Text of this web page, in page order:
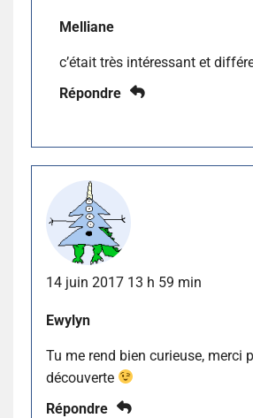
Melliane
c’était très intéressant et
Répondre
14 juin 2017 13 h 59 min
Ewylyn
Tu me rend bien curieuse, merci
découverte
Répondre